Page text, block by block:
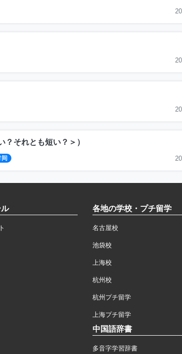
？それとも短い？＞ ）
各地の学校・プチ留学
名古屋校
池袋校
上海校
杭州校
杭州プチ留学
上海プチ留学
中国語辞書
多音字学習辞書